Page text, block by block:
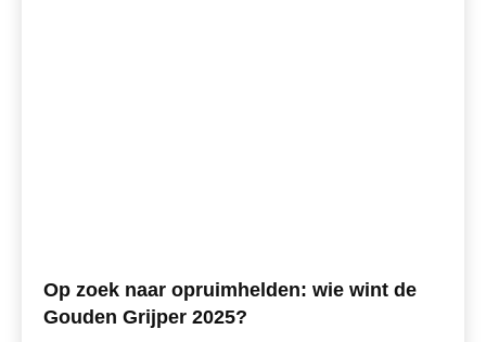
Op zoek naar opruimhelden: wie wint de
Gouden Grijper 2025?